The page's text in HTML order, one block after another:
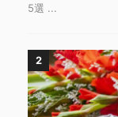
5選 ...
2